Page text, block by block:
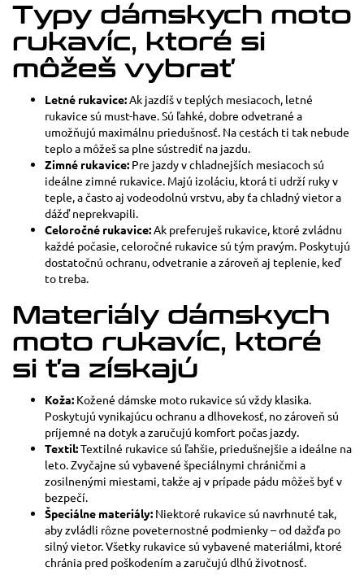
Typy dámskych moto
rukavíc, ktoré si
môžeš vybrať
Letné rukavice:Ak jazdíš v teplých mesiacoch, letné
rukavice sú must-have. Sú ľahké, dobre odvetrané a
umožňujú maximálnu priedušnosť. Na cestách ti tak nebude
teplo a môžeš sa plne sústrediť na jazdu.
Zimné rukavice: Pre jazdy v chladnejších mesiacoch sú
ideálne zimné rukavice. Majú izoláciu, ktorá ti udrží ruky v
teple, a často aj vodeodolnú vrstvu, aby ťa chladný vietor a
dážď neprekvapili.
Celoročné rukavice:Ak preferuješ rukavice, ktoré zvládnu
každé počasie, celoročné rukavice sú tým pravým. Poskytujú
dostatočnú ochranu, odvetranie a zároveň aj teplenie, keď
to treba.
Materiály dámskych
moto rukavíc, ktoré
si ťa získajú
Koža: Kožené dámske moto rukavice sú vždy klasika.
Poskytujú vynikajúcu ochranu a dlhovekosť, no zároveň sú
príjemné na dotyk a zaručujú komfort počas jazdy.
Textil:Textilné rukavice sú ľahšie, priedušnejšie a ideálne na
leto. Zvyčajne sú vybavené špeciálnymi chráničmi a
zosilnenými miestami, takže aj v prípade pádu môžeš byť v
bezpečí.
Špeciálne materiály: Niektoré rukavice sú navrhnuté tak,
aby zvládli rôzne poveternostné podmienky – od dažďa po
silný vietor. Všetky rukavice sú vybavené materiálmi, ktoré
chránia pred poškodením a zaručujú dlhú životnosť.